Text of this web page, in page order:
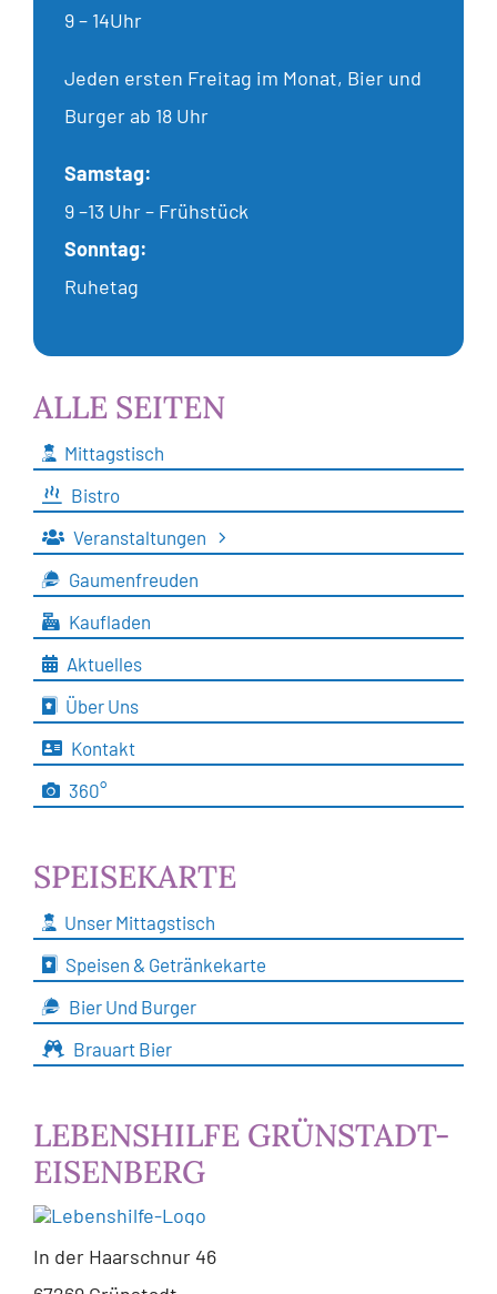
9 – 14Uhr
Jeden ersten Freitag im Monat, Bier und
Burger ab 18 Uhr
Samstag:
9 –13 Uhr – Frühstück
Sonntag:
Ruhetag
ALLE SEITEN
Mittagstisch
Bistro
Veranstaltungen
Gaumenfreuden
Kaufladen
Aktuelles
Über Uns
Kontakt
360°
SPEISEKARTE
Unser Mittagstisch
Speisen & Getränkekarte
Bier Und Burger
Brauart Bier
LEBENSHILFE GRÜNSTADT-
EISENBERG
In der Haarschnur 46